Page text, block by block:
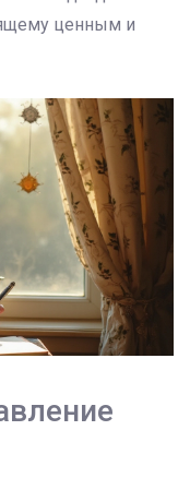
ценным и